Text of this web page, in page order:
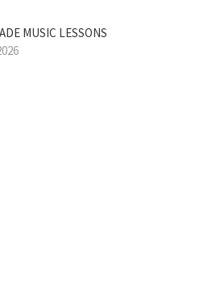
MUSIC LESSONS